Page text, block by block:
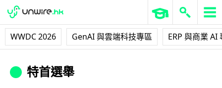
WWDC 2026 GenAI 與雲端科技專區 ERP 與商業 AI
特首選舉